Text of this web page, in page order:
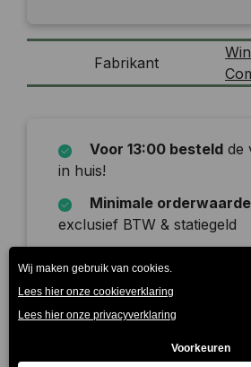
Fabrikant
Voor 13:00 besteld de
in huis!
Minimale
exclusief BTW & statiegeld
zaterdag